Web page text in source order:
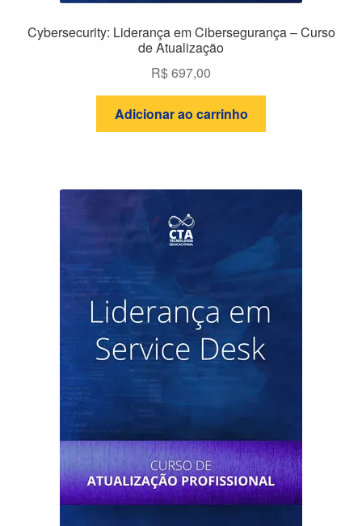
Cybersecurity: Liderança em Cibersegurança – Curso
de Atualização
R$697,00
Adicionar ao carrinho